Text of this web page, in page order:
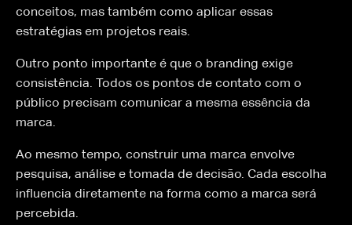
conceitos, mas também como aplicar essas
estratégias em projetos reais.
Outro ponto importante é que o branding exige
consistência. Todos os pontos de contato com o
público precisam comunicar a mesma essência da
marca.
Ao mesmo tempo, construir uma marca envolve
pesquisa, análise e tomada de decisão. Cada escolha
influencia diretamente na forma como a marca será
percebida.